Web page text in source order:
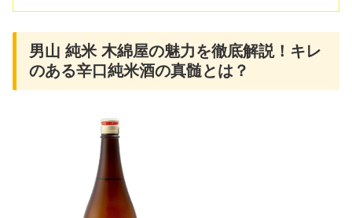
男山 純米 木綿屋の魅力を徹底解説！キレ
のある辛口純米酒の真髄とは？